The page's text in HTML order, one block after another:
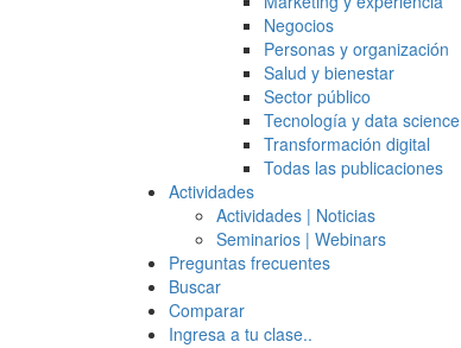
Negocios
Personas y organización
Salud y bienestar
Sector público
Tecnología y data science
Transformación digital
Todas las publicaciones
Actividades
Actividades | Noticias
Seminarios | Webinars
Preguntas frecuentes
Buscar
Comparar
Ingresa a tu clase..